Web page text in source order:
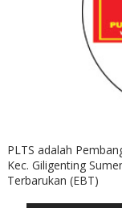
PLTS adalah
Kec. Giligenting
Terbarukan (EBT)